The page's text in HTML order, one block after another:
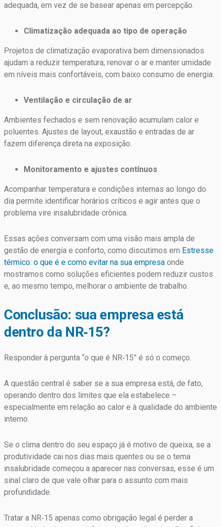
adequada, em vez de se basear apenas em percepção.
Climatização adequada ao tipo de operação
Projetos de climatização evaporativa bem dimensionados
ajudam a reduzir temperatura, renovar o ar e manter umidade
em níveis mais confortáveis, com baixo consumo de energia.
Ventilação e circulação de ar
Ambientes fechados e sem renovação acumulam calor e
poluentes. Ajustes de layout, exaustão e entradas de ar
fazem diferença direta na exposição.
Monitoramento e ajustes contínuos
Acompanhar temperatura e condições internas ao longo do
dia permite identificar horários críticos e agir antes que o
problema vire insalubridade crônica.
Essas ações conversam com uma visão mais ampla de
gestão de energia e conforto, como discutimos em Estresse
térmico: o que é e como evitar na sua empresa onde
mostramos como soluções eficientes podem reduzir custos
e, ao mesmo tempo, melhorar o ambiente de trabalho.
Conclusão: sua empresa está
dentro da NR‑15?
Responder à pergunta “o que é NR‑15” é só o começo.
A questão central é saber se a sua empresa está, de fato,
operando dentro dos limites que ela estabelece –
especialmente em relação ao calor e à qualidade do ambiente
interno.
Se o clima dentro do seu espaço já é motivo de queixa, se a
produtividade cai nos dias mais quentes ou se o tema
insalubridade começou a aparecer nas conversas, esse é um
sinal claro de que vale olhar para o assunto com mais
profundidade.
Tratar a NR‑15 apenas como obrigação legal é perder a